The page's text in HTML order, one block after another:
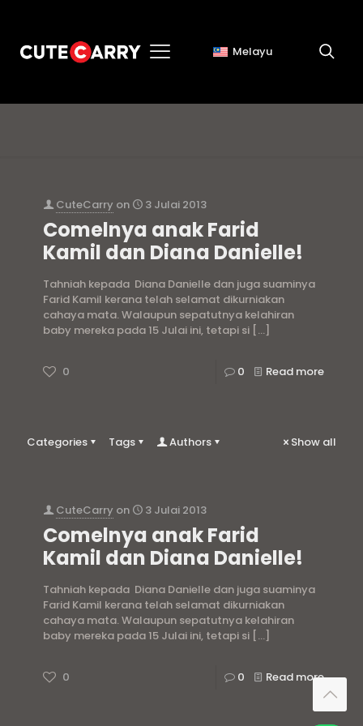
Melayu
CuteCarry on 3 Julai 2013
Comelnya anak Farid
Kamil dan Diana Danielle!
Tahniah kepada Diana Danielle dan juga suaminya
Farid Kamil kerana telah selamat dikurniakan
cahaya mata. Walaupun sepatutnya kelahiran
baby mereka pada 15 Julai ini, tetapi si […]
0 0 Read more
Categories Tags Authors Show all
CuteCarry on 3 Julai 2013
Comelnya anak Farid
Kamil dan Diana Danielle!
Tahniah kepada Diana Danielle dan juga suaminya
Farid Kamil kerana telah selamat dikurniakan
cahaya mata. Walaupun sepatutnya kelahiran
baby mereka pada 15 Julai ini, tetapi si […]
0 0 Read more